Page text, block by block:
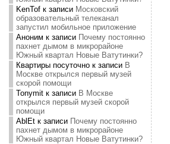
KenTofк записи Московский
образовательный телеканал
запустил мобильное приложение
Аноним к записи Почему постоянно
пахнет дымом в микрорайоне
Южный квартал Новые Ватутинки?
Квартиры посуточнок записи В
Москве открылся первый музей
скорой помощи
Tonymitк записи В Москве
открылся первый музей скорой
помощи
AblEtк записи Почему постоянно
пахнет дымом в микрорайоне
Южный квартал Новые Ватутинки?